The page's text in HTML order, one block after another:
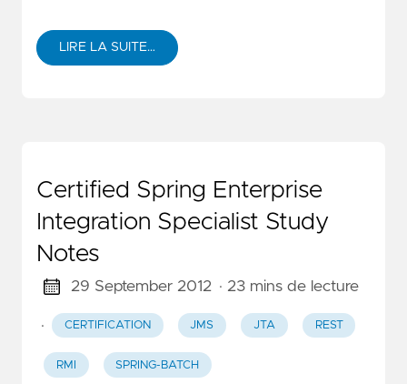
LIRE LA SUITE…
Certified Spring Enterprise
Integration Specialist Study
Notes
29 September 2012 · 23 mins de lecture
· CERTIFICATION JMS JTA REST
RMI SPRING-BATCH